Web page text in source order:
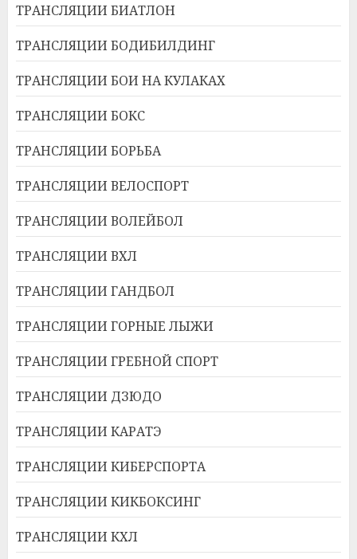
ТРАНСЛЯЦИИ БИАТЛОН
ТРАНСЛЯЦИИ БОДИБИЛДИНГ
ТРАНСЛЯЦИИ БОИ НА КУЛАКАХ
ТРАНСЛЯЦИИ БОКС
ТРАНСЛЯЦИИ БОРЬБА
ТРАНСЛЯЦИИ ВЕЛОСПОРТ
ТРАНСЛЯЦИИ ВОЛЕЙБОЛ
ТРАНСЛЯЦИИ ВХЛ
ТРАНСЛЯЦИИ ГАНДБОЛ
ТРАНСЛЯЦИИ ГОРНЫЕ ЛЫЖИ
ТРАНСЛЯЦИИ ГРЕБНОЙ СПОРТ
ТРАНСЛЯЦИИ ДЗЮДО
ТРАНСЛЯЦИИ КАРАТЭ
ТРАНСЛЯЦИИ КИБЕРСПОРТА
ТРАНСЛЯЦИИ КИКБОКСИНГ
ТРАНСЛЯЦИИ КХЛ